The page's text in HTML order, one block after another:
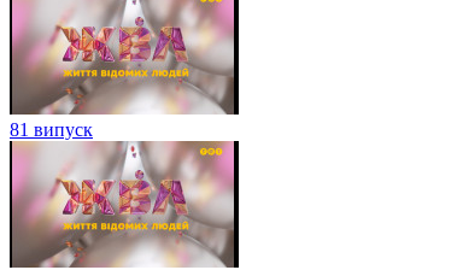
81 випуск